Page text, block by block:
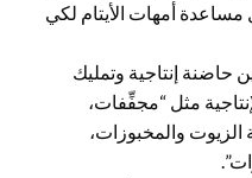
مساعدة أمهات الأيتام لكي
إنتاجية وتمليك
مثل “مجفِّفات،
والمخبوزات،